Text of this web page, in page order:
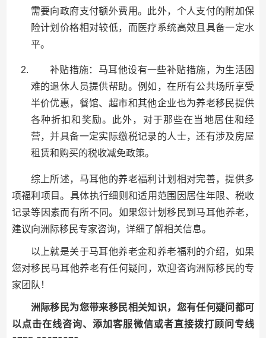
需要向政府支付额外费用。此外，个人支付的附加保
险计划价格相对较低，而医疗系统高效且具备一定水
平。
补贴措施：马耳他设有一些补贴措施，为生活困
难的退休人员提供帮助。例如，在所有公共场所享受
半价优惠，餐馆、超市和其他企业也为养老移民提供
各种折扣和奖励。此外，对于那些在当地居住和经
营，并具备一定实际缴税记录的人士，还有涉及房屋
租赁和购买的税收减免政策。
综上所述，马耳他的养老福利计划相对完善，提供多
项福利项目。具体执行细则和适用范围因居住年限、税收
记录等因素而有所不同。如果您计划移民到马耳他养老，
建议向洲际移民专家咨询，详细了解相关信息。
以上就是关于马耳他养老金和养老福利的介绍，如果
您对移民马耳他养老有任何疑问，欢迎咨询洲际移民的专
家团队！
洲际移民为您带来移民相关知识，您有任何疑问都可
以点击在线咨询、添加客服微信或者直接拨打顾问专线